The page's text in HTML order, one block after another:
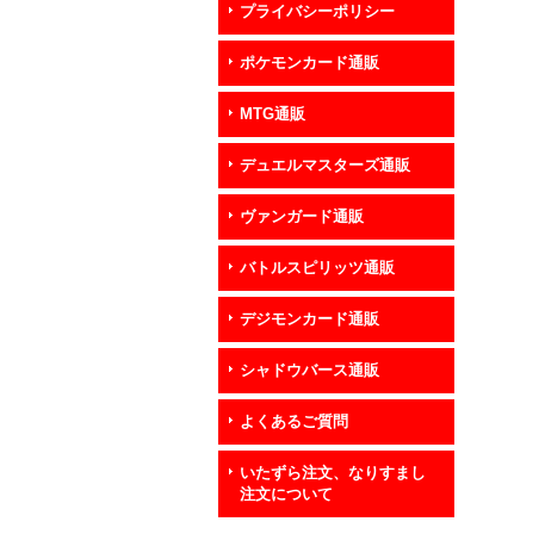
プライバシーポリシー
ポケモンカード通販
MTG通販
デュエルマスターズ通販
ヴァンガード通販
バトルスピリッツ通販
デジモンカード通販
シャドウバース通販
よくあるご質問
いたずら注文、なりすまし
注文について